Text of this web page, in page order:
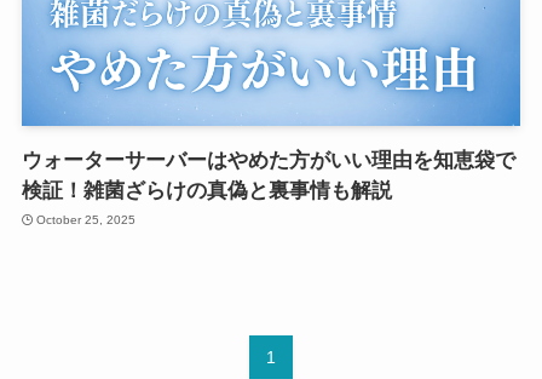
ウォーターサーバーはやめた方がいい理由を知恵袋で
検証！雑菌ざらけの真偽と裏事情も解説
October 25, 2025
1